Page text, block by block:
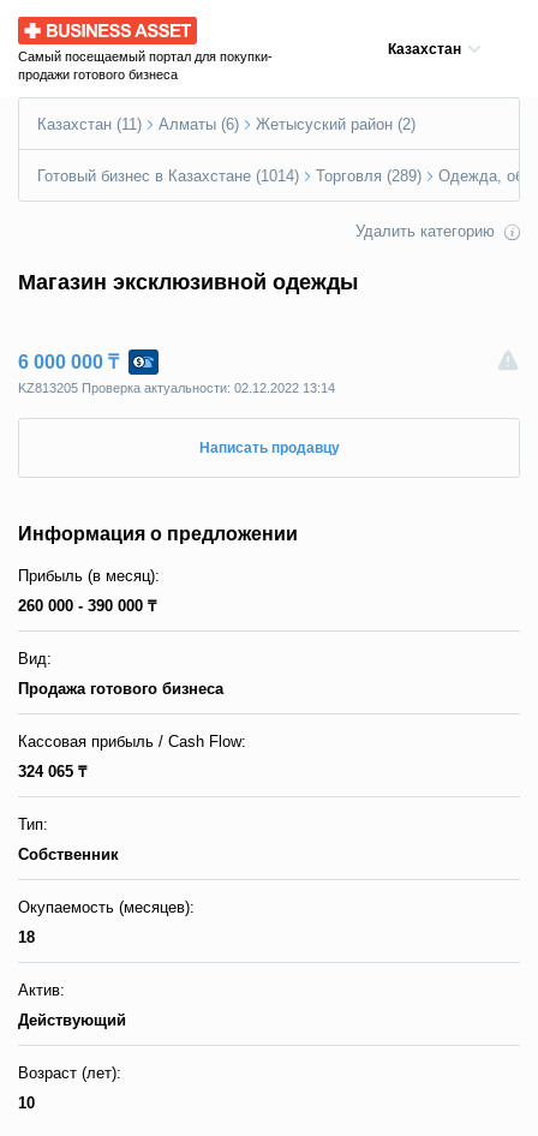
Business Asset
Самый посещаемый портал для покупки-
продажи готового бизнеса
Казахстан
Казахстан (11) Алматы (6) Жетысуский район (2)
Готовый бизнес в Казахстане (1014) Торговля (289) Одежда,
Удалить категорию
Магазин эксклюзивной одежды
6 000 000 ₸
KZ813205 Пpoвepкa aктyaльнocти: 02.12.2022 13:14
Написать продавцу
Информация о предложении
Прибыль (в месяц):
260 000 - 390 000 ₸
Вид:
Продажа готового бизнеса
Кассовая прибыль / Сash Flow:
324 065 ₸
Тип:
Собственник
Окупаемость (месяцев):
18
Актив:
Действующий
Возраст (лет):
10